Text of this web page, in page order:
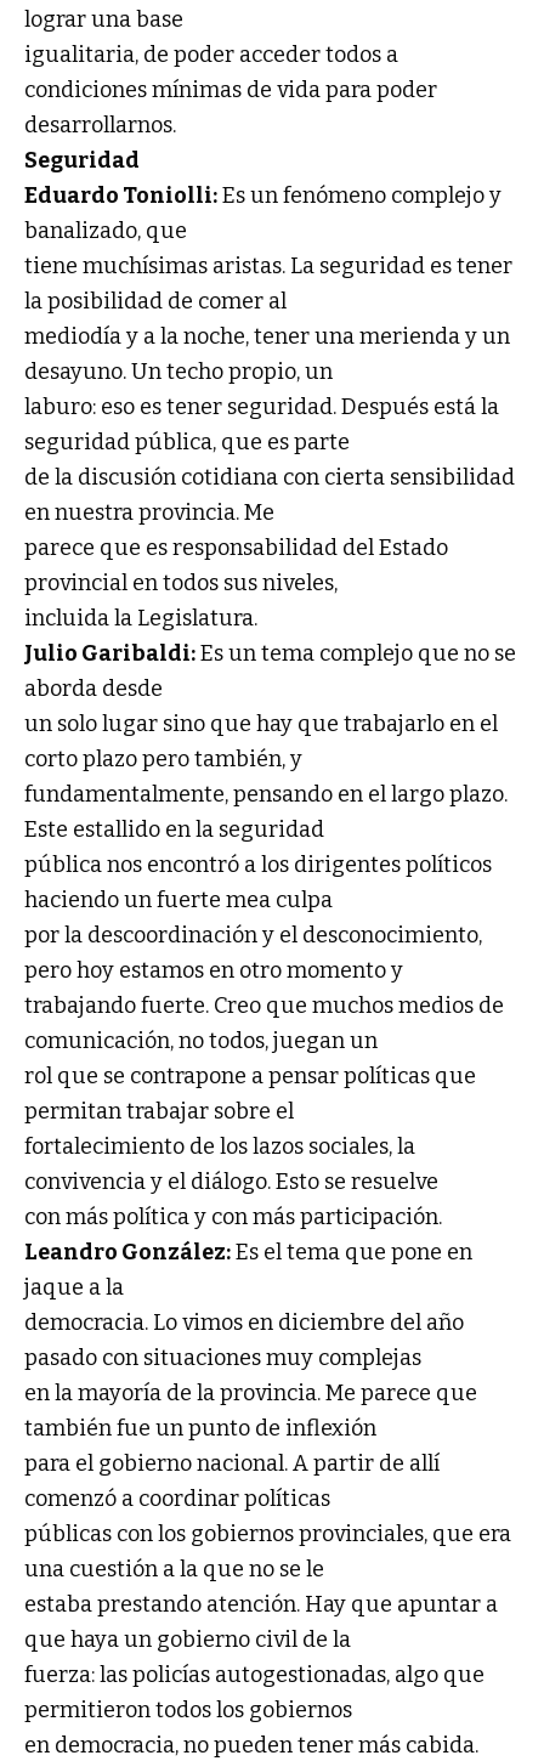
lograr una base
igualitaria, de poder acceder todos a
condiciones mínimas de vida para poder
desarrollarnos.
Seguridad
Eduardo Toniolli:Es un fenómeno complejo y
banalizado, que
tiene muchísimas aristas. La seguridad es tener
la posibilidad de comer al
mediodía y a la noche, tener una merienda y un
desayuno. Un techo propio, un
laburo: eso es tener seguridad. Después está la
seguridad pública, que es parte
de la discusión cotidiana con cierta sensibilidad
en nuestra provincia. Me
parece que es responsabilidad del Estado
provincial en todos sus niveles,
incluida la Legislatura.
Julio Garibaldi:Es un tema complejo que no se
aborda desde
un solo lugar sino que hay que trabajarlo en el
corto plazo pero también, y
fundamentalmente, pensando en el largo plazo.
Este estallido en la seguridad
pública nos encontró a los dirigentes políticos
haciendo un fuerte mea culpa
por la descoordinación y el desconocimiento,
pero hoy estamos en otro momento y
trabajando fuerte. Creo que muchos medios de
comunicación, no todos, juegan un
rol que se contrapone a pensar políticas que
permitan trabajar sobre el
fortalecimiento de los lazos sociales, la
convivencia y el diálogo. Esto se resuelve
con más política y con más participación.
Leandro González:Es el tema que pone en
jaque a la
democracia. Lo vimos en diciembre del año
pasado con situaciones muy complejas
en la mayoría de la provincia. Me parece que
también fue un punto de inflexión
para el gobierno nacional. A partir de allí
comenzó a coordinar políticas
públicas con los gobiernos provinciales, que era
una cuestión a la que no se le
estaba prestando atención. Hay que apuntar a
que haya un gobierno civil de la
fuerza: las policías autogestionadas, algo que
permitieron todos los gobiernos
en democracia, no pueden tener más cabida.